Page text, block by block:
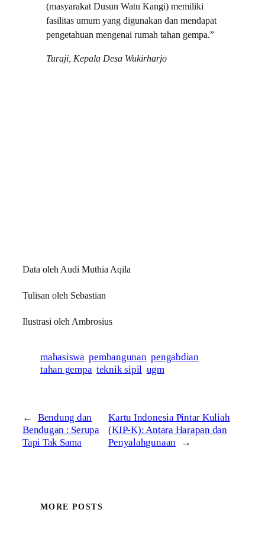
(masyarakat Dusun Watu Kangi) memiliki
fasilitas umum yang digunakan dan mendapat
pengetahuan mengenai rumah tahan gempa.”
Turaji, Kepala Desa Wukirharjo
Data oleh Audi Muthia Aqila
Tulisan oleh Sebastian
Ilustrasi oleh Ambrosius
mahasiswa pembangunan pengabdian
tahan gempa teknik sipil ugm
←
Bendung dan
Bendugan : Serupa
Tapi Tak Sama
Kartu Indonesia Pintar Kuliah
(KIP-K): Antara Harapan dan
Penyalahgunaan
→
MORE POSTS